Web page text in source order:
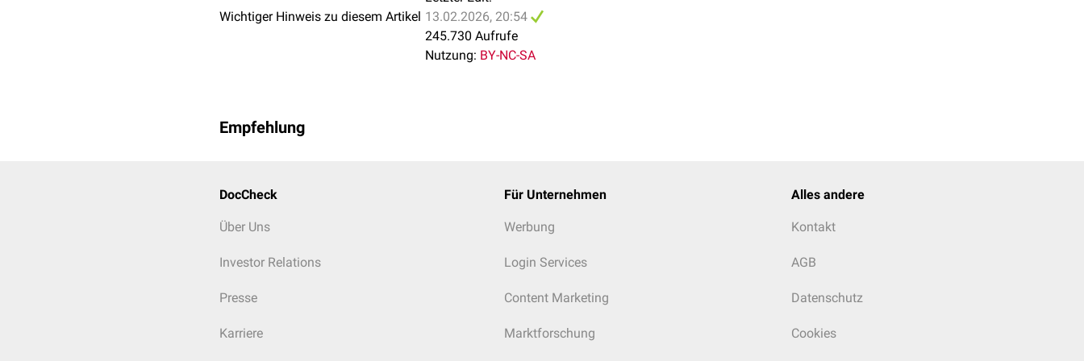
Wichtiger Hinweis zu diesem Artikel 13.02.2026, 20:54
245.730 Aufrufe
Nutzung: BY-NC-SA
Empfehlung
DocCheck
Über Uns
Investor Relations
Presse
Karriere
Für Unternehmen
Werbung
Login Services
Content Marketing
Marktforschung
Alles andere
Kontakt
AGB
Datenschutz
Cookies